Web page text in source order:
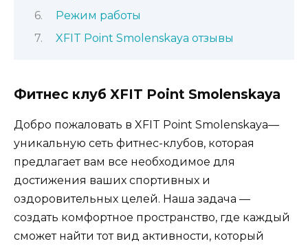
Режим работы
XFIT Point Smolenskaya отзывы
Фитнес клуб XFIT Point Smolenskaya
Добро пожаловать в XFIT Point Smolenskaya—
уникальную сеть фитнес-клубов, которая
предлагает вам все необходимое для
достижения ваших спортивных и
оздоровительных целей. Наша задача —
создать комфортное пространство, где каждый
сможет найти тот вид активности, который